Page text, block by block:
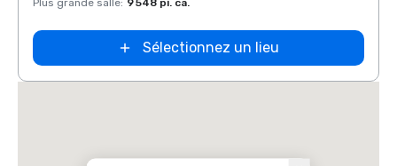
Plus grande salle: 9 548 pi. ca.
Sélectionnez un lieu